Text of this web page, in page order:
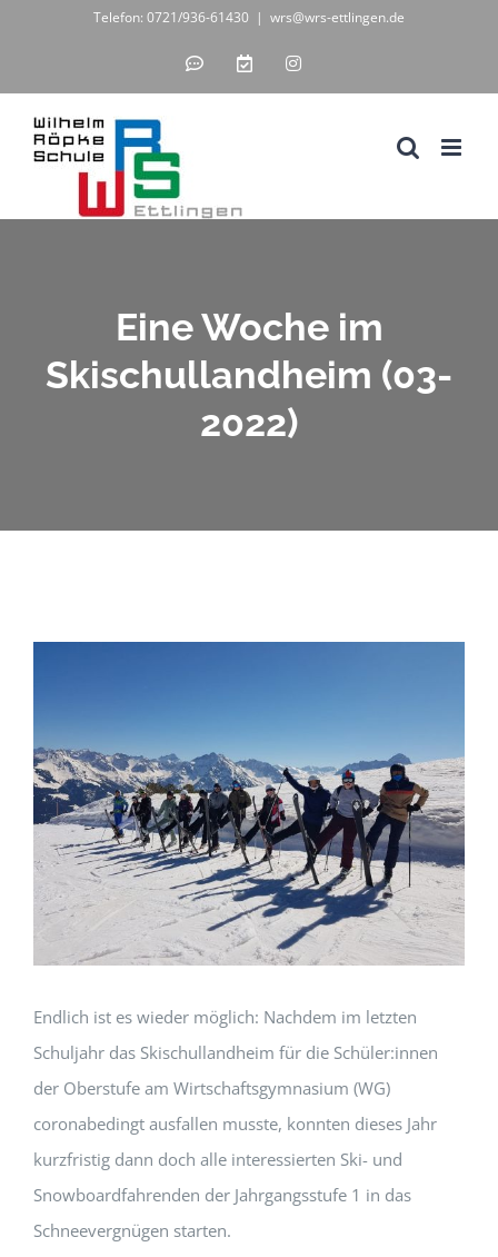
springen
Telefon: 0721/936-61430 | wrs@wrs-ettlingen.de
IServ
unsere
WebUntis
digitales
Instagram
Eine Woche im
Skischullandheim (03-
2022)
Endlich ist es wieder möglich: Nachdem im letzten
Schuljahr das Skischullandheim für die Schüler:innen
der Oberstufe am Wirtschaftsgymnasium (WG)
coronabedingt ausfallen musste, konnten dieses Jahr
kurzfristig dann doch alle interessierten Ski- und
Snowboardfahrenden der Jahrgangsstufe 1 in das
Schneevergnügen starten.